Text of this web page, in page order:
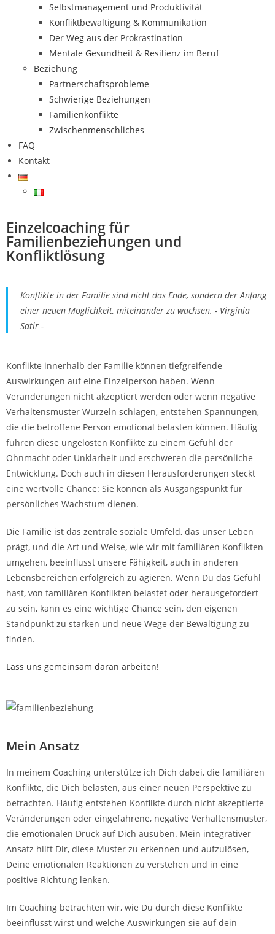
Selbstmanagement und Produktivität
Konfliktbewältigung & Kommunikation
Der Weg aus der Prokrastination
Mentale Gesundheit & Resilienz im Beruf
Beziehung
Partnerschaftsprobleme
Schwierige Beziehungen
Familienkonflikte
Zwischenmenschliches
FAQ
Kontakt
Einzelcoaching für
Familienbeziehungen und
Konfliktlösung
Konflikte in der Familie sind nicht das Ende, sondern der Anfang
einer neuen Möglichkeit, miteinander zu wachsen. - Virginia
Satir -
Konflikte innerhalb der Familie können tiefgreifende
Auswirkungen auf eine Einzelperson haben. Wenn
Veränderungen nicht akzeptiert werden oder wenn negative
Verhaltensmuster Wurzeln schlagen, entstehen Spannungen,
die die betroffene Person emotional belasten können. Häufig
führen diese ungelösten Konflikte zu einem Gefühl der
Ohnmacht oder Unklarheit und erschweren die persönliche
Entwicklung. Doch auch in diesen Herausforderungen steckt
eine wertvolle Chance: Sie können als Ausgangspunkt für
persönliches Wachstum dienen.
Die Familie ist das zentrale soziale Umfeld, das unser Leben
prägt, und die Art und Weise, wie wir mit familiären Konflikten
umgehen, beeinflusst unsere Fähigkeit, auch in anderen
Lebensbereichen erfolgreich zu agieren. Wenn Du das Gefühl
hast, von familiären Konflikten belastet oder herausgefordert
zu sein, kann es eine wichtige Chance sein, den eigenen
Standpunkt zu stärken und neue Wege der Bewältigung zu
finden.
Lass uns gemeinsam daran arbeiten!
Mein Ansatz
In meinem Coaching unterstütze ich Dich dabei, die familiären
Konflikte, die Dich belasten, aus einer neuen Perspektive zu
betrachten. Häufig entstehen Konflikte durch nicht akzeptierte
Veränderungen oder eingefahrene, negative Verhaltensmuster,
die emotionalen Druck auf Dich ausüben. Mein integrativer
Ansatz hilft Dir, diese Muster zu erkennen und aufzulösen,
Deine emotionalen Reaktionen zu verstehen und in eine
positive Richtung lenken.
Im Coaching betrachten wir, wie Du durch diese Konflikte
beeinflusst wirst und welche Auswirkungen sie auf dein